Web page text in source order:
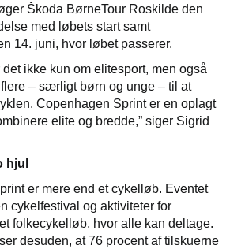
Škoda BørneTour Roskilde den
med løbets start samt
14. juni, hvor løbet passerer.
det ikke kun om elitesport, men også
– særligt børn og unge – til at
Copenhagen Sprint er en oplagt
elite og bredde,” siger Sigrid
hjul
er mere end et cykelløb. Eventet
cykelfestival og aktiviteter for
folkecykelløb, hvor alle kan deltage.
desuden, at 76 procent af tilskuerne